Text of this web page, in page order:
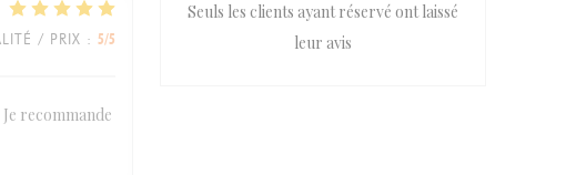
/ PRIX : 5/5
recommande
Seuls les clients ayant réservé ont laissé
leur avis